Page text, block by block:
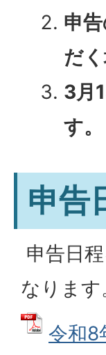
申
だ
3月
す。
申告
申告日
なります
令和8